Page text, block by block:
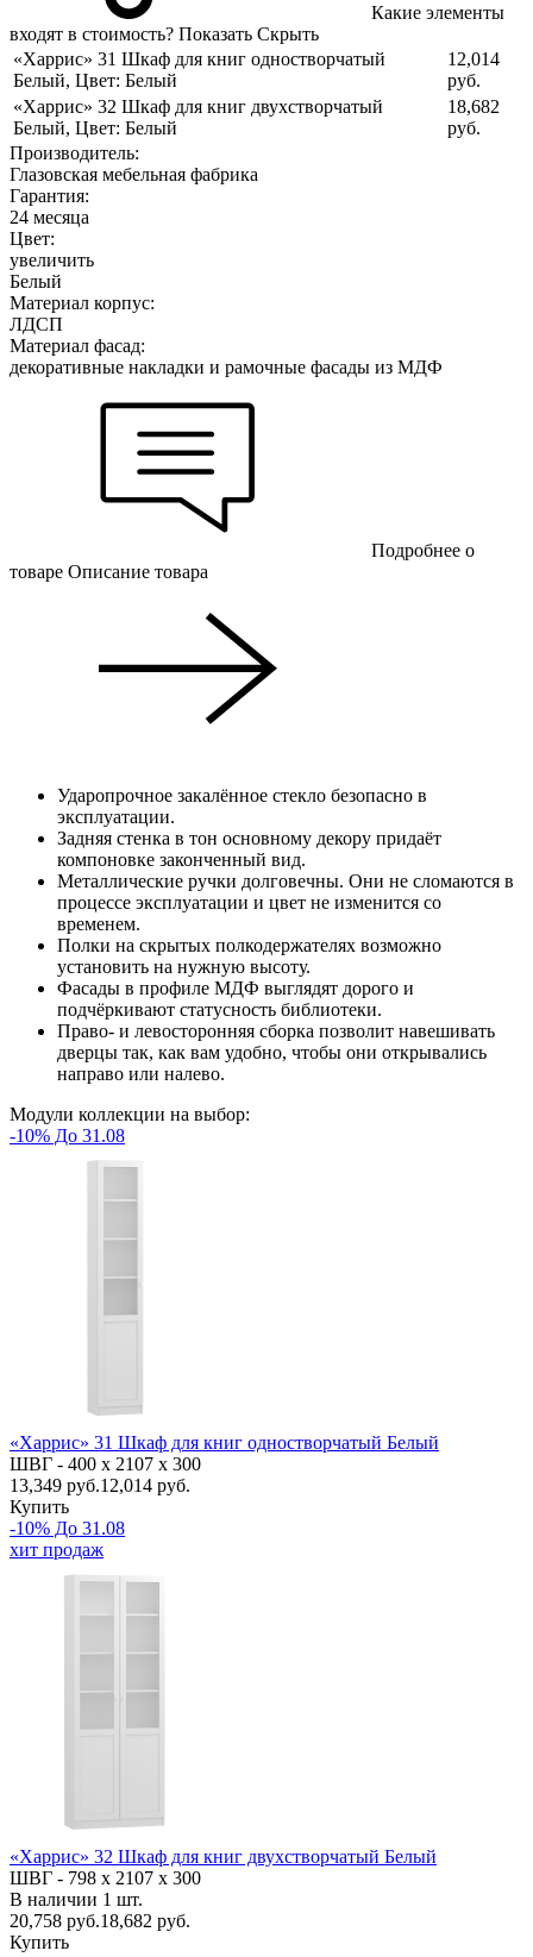
Какие элементы
входят в стоимость? Показать Скрыть
«Харрис» 31 Шкаф для книг одностворчатый
Белый, Цвет: Белый
12,014
руб.
«Харрис» 32 Шкаф для книг двухстворчатый
Белый, Цвет: Белый
18,682
руб.
Производитель:
Глазовская мебельная фабрика
Гарантия:
24 месяца
Цвет:
увеличить
Белый
Материал корпус:
ЛДСП
Материал фасад:
декоративные накладки и рамочные фасады из МДФ
Подробнее о
товаре Описание товара
Ударопрочное закалённое стекло безопасно в
эксплуатации.
Задняя стенка в тон основному декору придаёт
компоновке законченный вид.
Металлические ручки долговечны. Они не сломаются в
процессе эксплуатации и цвет не изменится со
временем.
Полки на скрытых полкодержателях возможно
установить на нужную высоту.
Фасады в профиле МДФ выглядят дорого и
подчёркивают статусность библиотеки.
Право- и левосторонняя сборка позволит навешивать
дверцы так, как вам удобно, чтобы они открывались
направо или налево.
Модули коллекции на выбор:
-10% До 31.08
«Харрис» 31 Шкаф для книг одностворчатый Белый
ШВГ - 400 х 2107 х 300
13,349 руб.12,014 руб.
Купить
-10% До 31.08
хит продаж
«Харрис» 32 Шкаф для книг двухстворчатый Белый
ШВГ - 798 х 2107 х 300
В наличии 1 шт.
20,758 руб.18,682 руб.
Купить